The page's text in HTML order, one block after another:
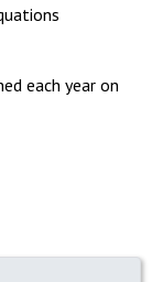
each year on